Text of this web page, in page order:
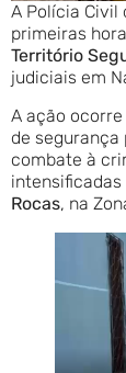
A Polícia Civil
primeiras
Território
judiciais em
A ação
de
combate à
Rocas, na